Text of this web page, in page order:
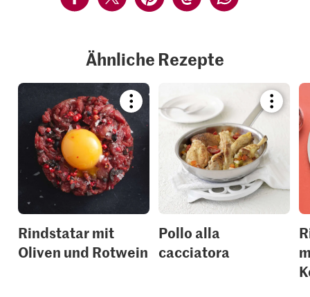
Ähnliche Rezepte
Bookmark
recipe
or
add
it
to
your
collections.
Rindstatar mit
Oliven und Rotwein
recipe
Pollo alla
cacciatora